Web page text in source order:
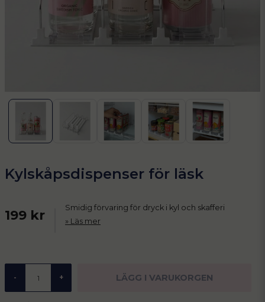
Kylskåpsdispenser för läsk
199 kr
Smidig förvaring för dryck i kyl och skafferi
Läs mer
- + LÄGG I VARUKORGEN